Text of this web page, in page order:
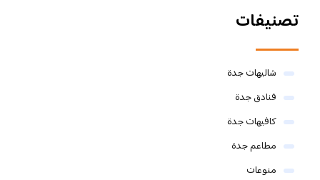
تصنيفات
شاليهات جدة
فنادق جدة
كافيهات جدة
مطاعم جدة
منوعات